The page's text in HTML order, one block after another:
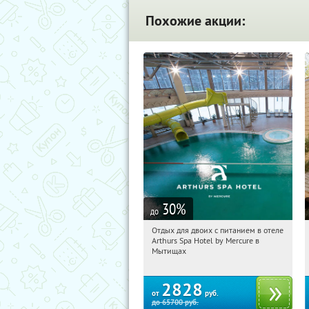
Похожие акции:
до 30%
04:38:44
Купи первым!
Московская обл., г. Мытищи, д.
Отдых для двоих с питанием в отеле
Arthurs Spa Hotel by Mercure в
Мытищах
от 2828 руб.
до65700руб.